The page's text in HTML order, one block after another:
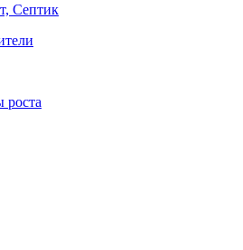
Септик
роста